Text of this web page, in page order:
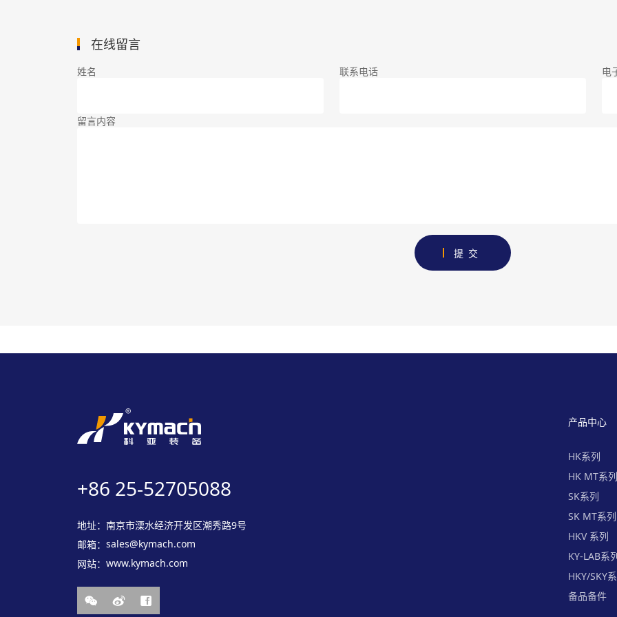
在线留言
姓名 联系电话 电
留言内容
提交
+86 25-52705088
地址： 南京市溧水经济开发区潮秀路9号
邮箱： sales@kymach.com
网站： www.kymach.com
产品中心
HK系列
HK MT系列
SK系列
SK MT系列
HKV 系列
KY-LAB系
HKY/SKY
备品备件